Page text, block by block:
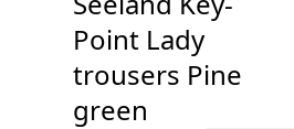
Point Lady
trousers Pine
green